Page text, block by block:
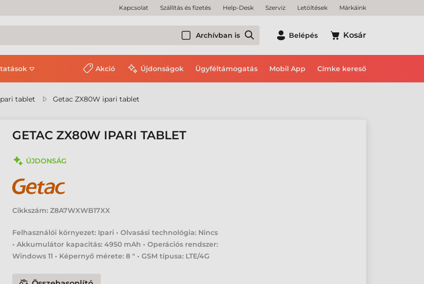
Kapcsolat Szállítás és fizetés Help-Desk Szerviz Letöltések Márkáink
Archívban is Belépés Kosár
Akció Újdonságok Ügyféltámogatás Mobil App Címke kereső
tablet Getac ZX80W ipari tablet
GETAC ZX80W IPARI TABLET
ÚJDONSÁG
Cikkszám: Z8A7WXWB17XX
Felhasználói környezet: Ipari • Olvasási technológia: Nincs
• Akkumulátor kapacitás: 4950 mAh • Operációs rendszer:
Windows 11 • Képernyő mérete: 8 " • GSM típusa: LTE/4G